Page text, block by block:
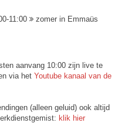
11:00 zomer in Emmaüs
aanvang 10:00 zijn live te
via hetYoutube kanaal van de
(alleen geluid) ook altijd
klik hier